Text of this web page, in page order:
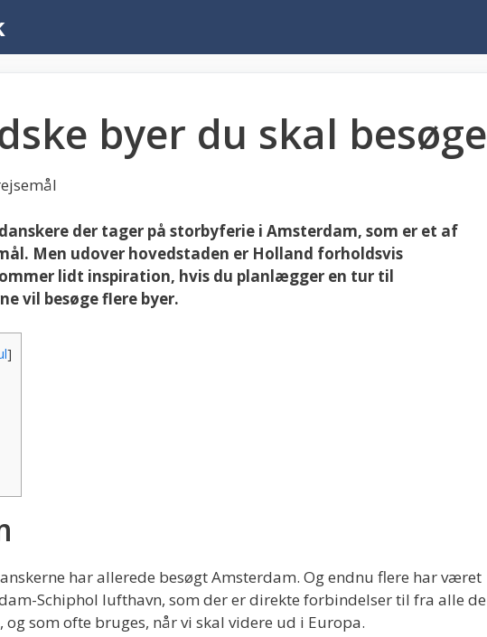
byer du skal besøge
der tager på storbyferie i Amsterdam, som er et af
Men udover hovedstaden er Holland forholdsvis
lidt inspiration, hvis du planlægger en tur til
vil besøge flere byer.
]
har allerede besøgt Amsterdam. Og endnu flere har været
Schiphol lufthavn, som der er direkte forbindelser til fra alle de
som ofte bruges, når vi skal videre ud i Europa.